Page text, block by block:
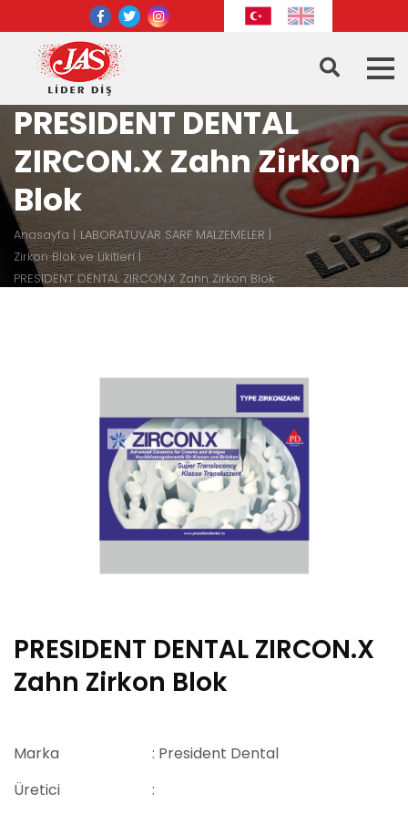
PRESIDENT DENTAL
ZIRCON.X Zahn Zirkon
Blok
Anasayfa
LABORATUVAR SARF MALZEMELER
Zirkon Blok ve Likitleri
PRESIDENT DENTAL ZIRCON.X Zahn Zirkon Blok
PRESIDENT DENTAL ZIRCON.X
Zahn Zirkon Blok
Marka
: President Dental
Üretici
: